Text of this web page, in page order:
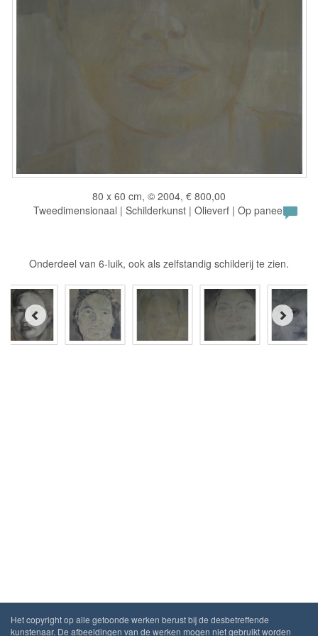
80 x 60 cm, © 2004, € 800,00
Tweedimensionaal | Schilderkunst | Olieverf | Op paneel
Onderdeel van 6-luik, ook als zelfstandig schilderij te zien.
Het copyright op alle getoonde werken berust bij de desbetreffende
kunstenaar. De afbeeldingen van de werken mogen niet gebruikt worden